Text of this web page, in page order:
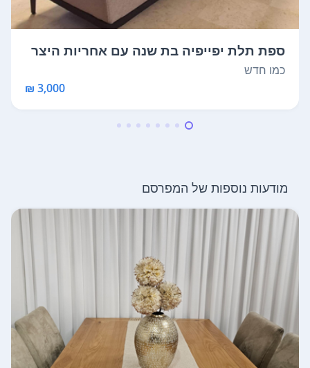
ספת תלת יפייפיה בת שנה עם אחריות היצר
ן. ...
כמו חדש
3,000 ₪
מודעות נוספות של המפרסם